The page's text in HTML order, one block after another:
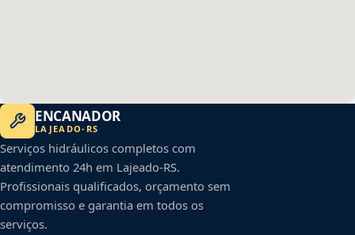
ENCANADOR
LAJEADO- RS
Serviços hidráulicos completos com
atendimento 24h em Lajeado-RS.
Profissionais qualificados, orçamento sem
compromisso e garantia em todos os
serviços.